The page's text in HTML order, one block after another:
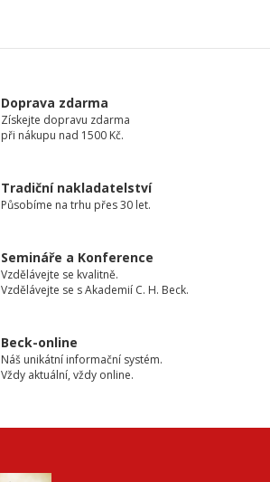
Doprava zdarma
Získejte dopravu zdarma
při nákupu nad 1500 Kč.
Tradiční nakladatelství
Působíme na trhu přes 30 let.
Semináře a Konference
Vzdělávejte se kvalitně.
Vzdělávejte se s Akademií C. H. Beck.
Beck-online
Náš unikátní informační systém.
Vždy aktuální, vždy online.